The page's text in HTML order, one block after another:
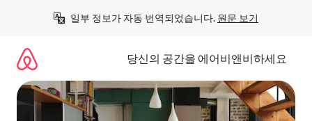
일부 정보가 자동 번역되었습니다. 원문 보기
당신의 공간을 에어비앤비하세요